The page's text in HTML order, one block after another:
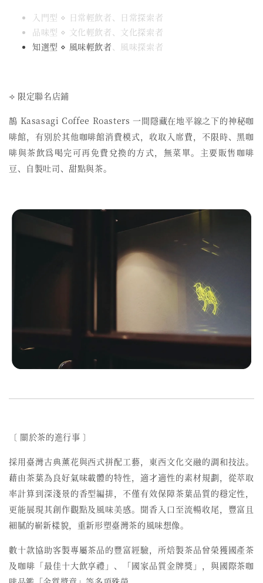
入門型 ⋄ 日常輕飲者、日常探索者
品味型 ⋄ 文化輕飲者、文化探索者
知選型 ⋄ 風味輕飲者、風味探索者
⟢ 限定聯名店鋪
鵲 Kasasagi Coffee Roasters 一間隱藏在地平線之下的神秘咖
啡館，有別於其他咖啡館消費模式，收取入席費，不限時、黑咖
啡與茶飲爲喝完可再免費兌換的方式，無菜單。主要販售咖啡
豆、自製吐司、甜點與茶。
〔 關於茶的進行事 〕
採用臺灣古典薰花與西式拼配工藝，東西文化交融的調和技法。
藉由茶葉為良好氣味載體的特性，適才適性的素材規劃，從萃取
率計算到深淺景的香型編排，不僅有效保障茶葉品質的穩定性，
更能展現其創作觀點及風味美感。 聞香入口至流暢收尾，豐富且
細膩的嶄新樣貌，重新形塑臺灣茶的風味想像。
數十款協助客製專屬茶品的豐富經驗，所焙製茶品曾榮獲國產茶
及咖啡「最佳十大飲享禮 」、 「國家品質金牌獎 」，與國際茶咖